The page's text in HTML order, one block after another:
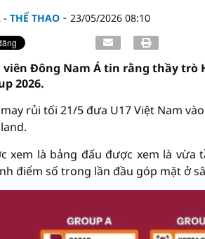
THỂ THAO 23/05/2026 08:10
viên Đông Nam Á tin rằng thầy trò
2026.
rủi tối 21/5 đưa U17 Việt Nam
xem là bảng đấu được xem là vừa
điểm số trong lần đầu góp mặt ở